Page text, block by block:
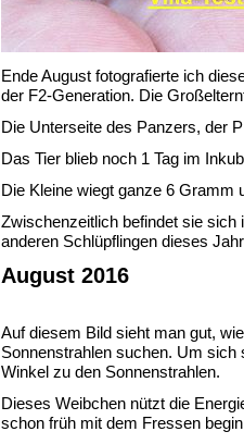
Ende August fotografierte ich
der F2-Generation. Die
Die Unterseite des Panzers, der
Das Tier blieb noch 1 Tag im
Die Kleine wiegt ganze 6 Gramm
Zwischenzeitlich befindet sie
anderen Schlüpflingen dieses
August 2016
Auf diesem Bild sieht man gut,
Sonnenstrahlen suchen. Um
Winkel zu den Sonnenstrahlen.
Dieses Weibchen nützt die
schon früh mit dem Fressen